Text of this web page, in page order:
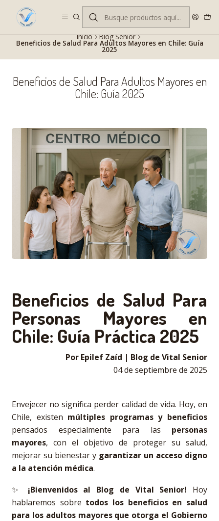
Despacho gratis en RM desde $100.000. Revisa las condiciones.
Inicio Blog Senior
Beneficios de Salud Para Adultos Mayores en Chile: Guía
2025
Beneficios de Salud Para Adultos Mayores en
Chile: Guía 2025
Beneficios de Salud Para
Personas Mayores en
Chile: Guía Práctica 2025
Por Epilef Zaíd | Blog de Vital Senior
04 de septiembre de 2025
Envejecer no significa perder calidad de vida. Hoy, en
Chile, existen múltiples programas y beneficios
pensados especialmente para las personas
mayores, con el objetivo de proteger su salud,
mejorar su bienestar y garantizar un acceso digno
a la atención médica.
✨ ¡Bienvenidos al Blog de Vital Senior! Hoy
hablaremos sobre todos los beneficios en salud
para los adultos mayores que otorga el Gobierno